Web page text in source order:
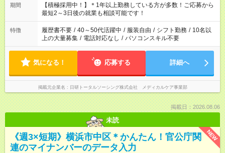
はプライベートの時間にしたい」 など、ご希望を教えてくださ
いね。 ※Wワーク希望の方へ 今ご覧のお仕事で希望する勤務時
間と、もう1つのお仕事の勤務時間。 合計で週40時間を超える
場合は応募できません。
期間
【積極採用中！】＊1年以上勤務している方が多数！ご応募から
最短2～3日後の就業も相談可能です！
特徴 履歴書不要 / 40～50代活躍中 / 服装自由 / シフト勤務 / 10名以
上の大量募集 / 電話対応なし / パソコンスキル不要
気になる！ 応募する 詳細へ
掲載元企業名 日研トータルソーシング株式会社 メディカルケア事業部
掲載日：2026.08.06
未読
NEW
《週3×短期》横浜市中区＊かんたん！官公庁関
連のマイナンバーのデータ入力